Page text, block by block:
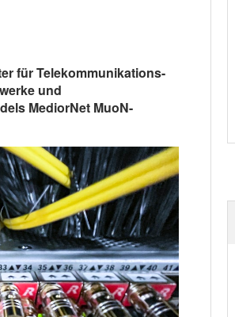
für Telekommunikations-
und
MediorNet MuoN-